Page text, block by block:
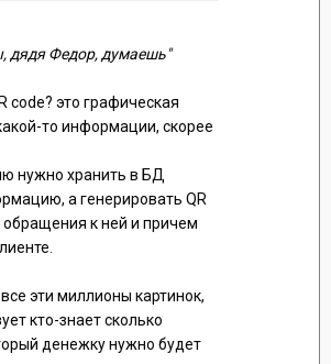
дядя Федор, думаешь"
code? это графическая
то информации, скорее
нужно хранить в БД
а генерировать QR
к ней и причем
эти миллионы картинок,
кто-знает сколько
денежку нужно будет